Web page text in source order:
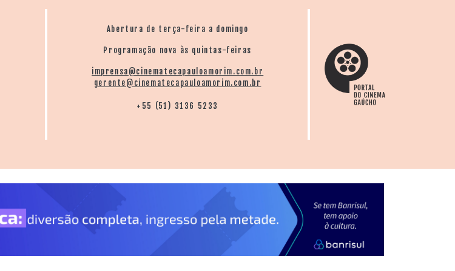
Abertura de terça-feira a domingo
Programação nova às quintas-feiras
imprensa@cinematecapauloamorim.com.br
gerente@cinematecapauloamorim.com.br
+55 (51) 3136 5233